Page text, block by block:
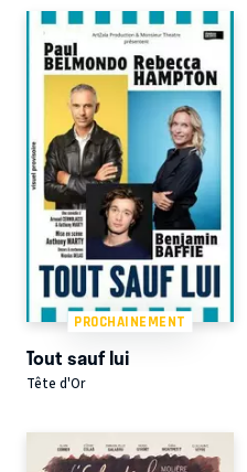
PROCHAINEMENT
Tout sauf lui
Tête d'Or